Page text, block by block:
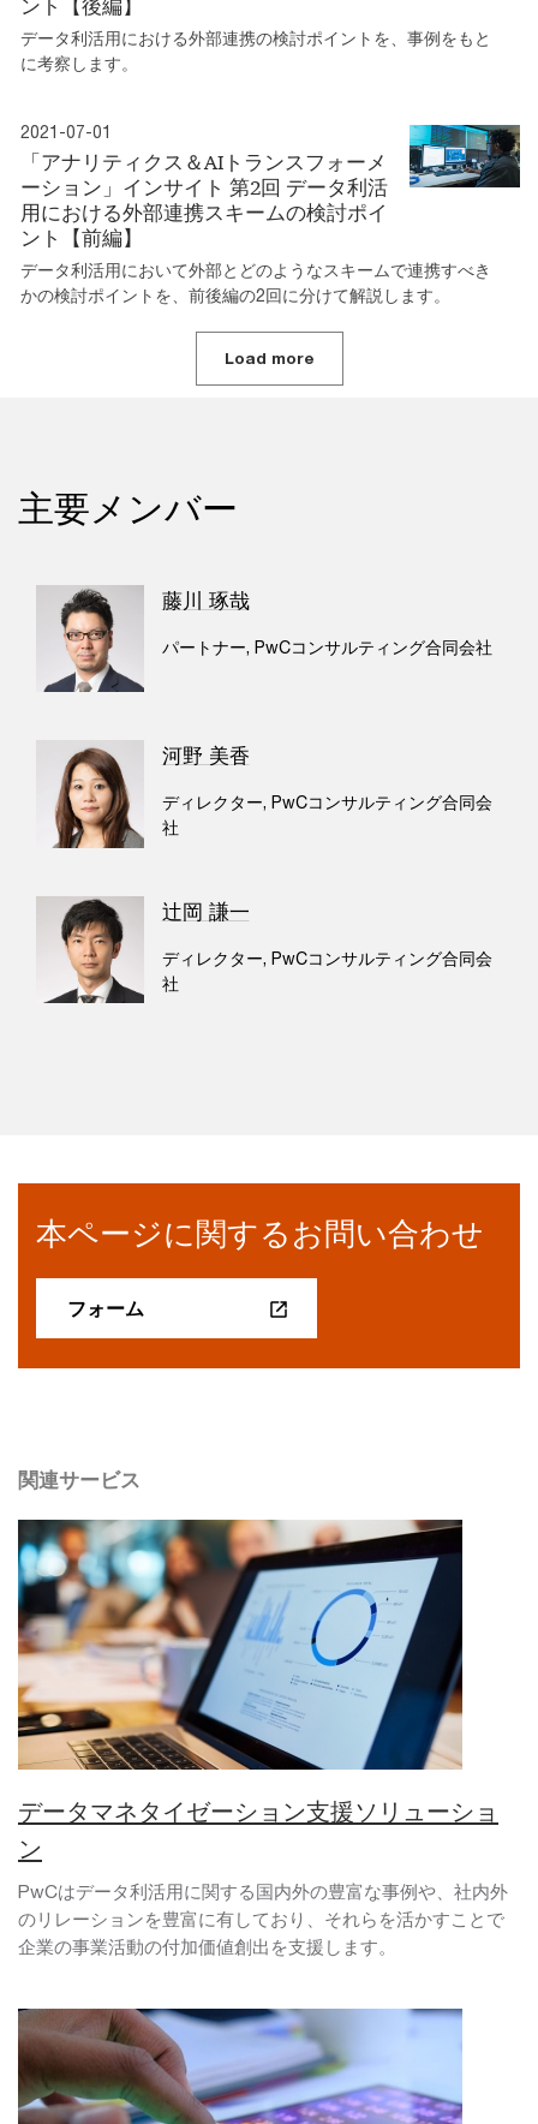
ント【後編】
データ利活用における外部連携の検討ポイントを、事例をもと
に考察します。
2021-07-01
「アナリティクス＆AIトランスフォーメ
ーション」インサイト 第2回 データ利活
用における外部連携スキームの検討ポイ
ント【前編】
データ利活用において外部とどのようなスキームで連携すべき
かの検討ポイントを、前後編の2回に分けて解説します。
Load more
主要メンバー
藤川 琢哉
パートナー, PwCコンサルティング合同会社
河野 美香
ディレクター, PwCコンサルティング合同会
社
辻岡 謙一
ディレクター, PwCコンサルティング合同会
社
本ページに関するお問い合わせ
フォーム
関連サービス
データマネタイゼーション支援ソリューショ
ン
PwCはデータ利活用に関する国内外の豊富な事例や、社内外
のリレーションを豊富に有しており、それらを活かすことで
企業の事業活動の付加価値創出を支援します。